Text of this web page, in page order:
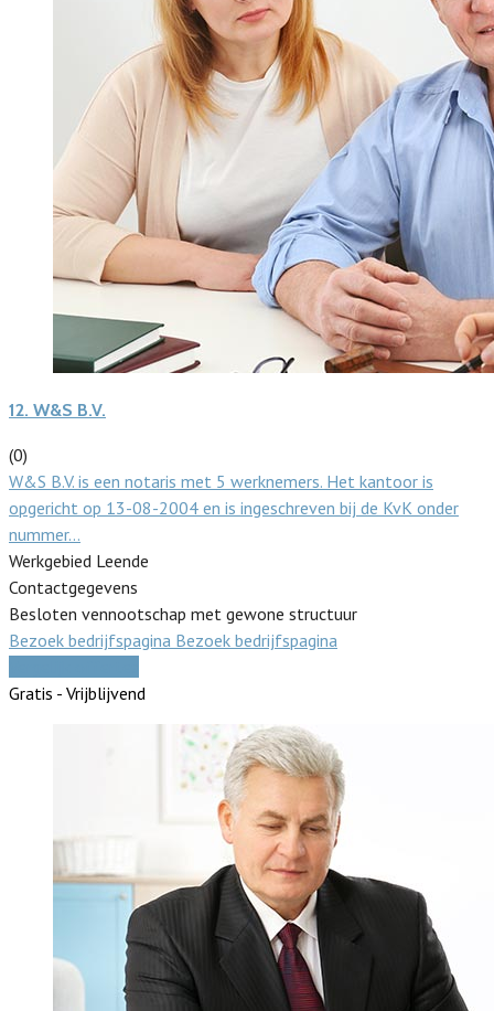
12. W&S B.V.
(0)
W&S B.V. is een notaris met 5 werknemers. Het kantoor is
opgericht op 13-08-2004 en is ingeschreven bij de KvK onder
nummer…
Werkgebied Leende
Contactgegevens
Besloten vennootschap met gewone structuur
Bezoek bedrijfspagina Bezoek bedrijfspagina
Gratis - Vrijblijvend